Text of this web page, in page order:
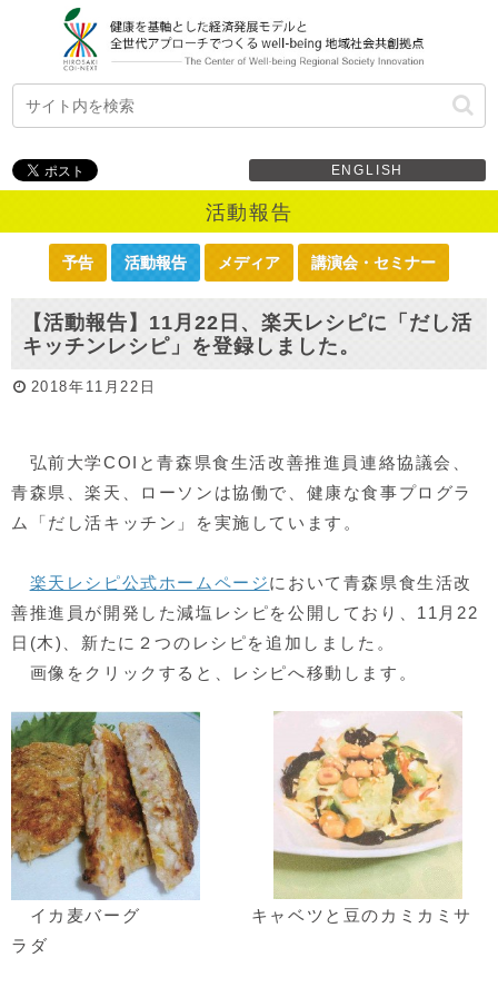
ENGLISH
活動報告
予告 活動報告 メディア 講演会・セミナー
【活動報告】11月22日、楽天レシピに「だし活
キッチンレシピ」を登録しました。
2018年11月22日
弘前大学COIと青森県食生活改善推進員連絡協議会、
青森県、楽天、ローソンは協働で、健康な食事プログラ
ム「だし活キッチン」を実施しています。
楽天レシピ公式ホームページにおいて青森県食生活改
善推進員が開発した減塩レシピを公開しており、11月22
日(木)、新たに２つのレシピを追加しました。
画像をクリックすると、レシピへ移動します。
イカ麦バーグ キャベツと豆のカミカミサ
ラダ